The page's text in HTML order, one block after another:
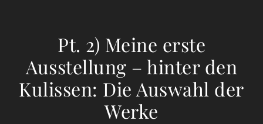
Pt. 2) Meine erste
Ausstellung – hinter den
Kulissen: Die Auswahl der
Werke